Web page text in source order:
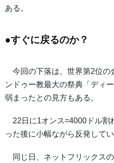
ある。
●すぐに戻るのか？
今回の下落は、世界第2位の
ンドゥー教最大の祭典「ディ
弱まったとの見方もある。
22日に1オンス=4000ドル割
った後に小幅ながら反発してい
同じ日、ネットフリックス